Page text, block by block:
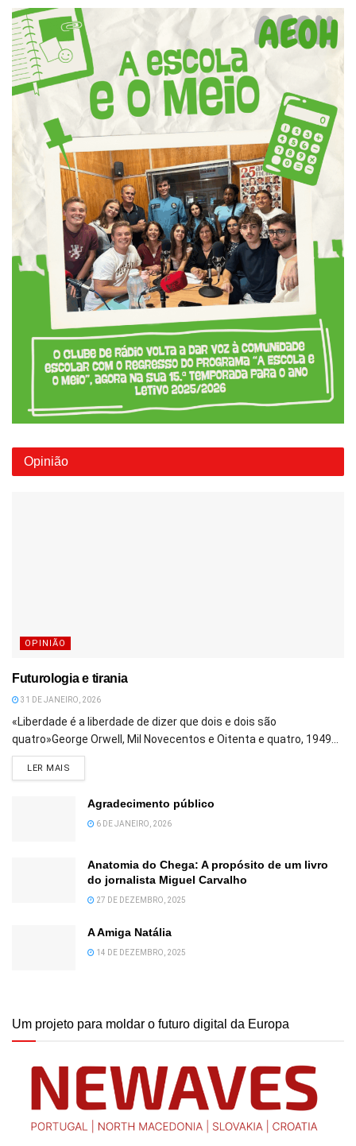
Opinião
OPINIÃO
Futurologia e tirania
31 DE JANEIRO, 2026
«Liberdade é a liberdade de dizer que dois e dois são
quatro»George Orwell, Mil Novecentos e Oitenta e quatro, 1949...
LER MAIS
Agradecimento público
6 DE JANEIRO, 2026
Anatomia do Chega: A propósito de um livro
do jornalista Miguel Carvalho
27 DE DEZEMBRO, 2025
A Amiga Natália
14 DE DEZEMBRO, 2025
Um projeto para moldar o futuro digital da Europa